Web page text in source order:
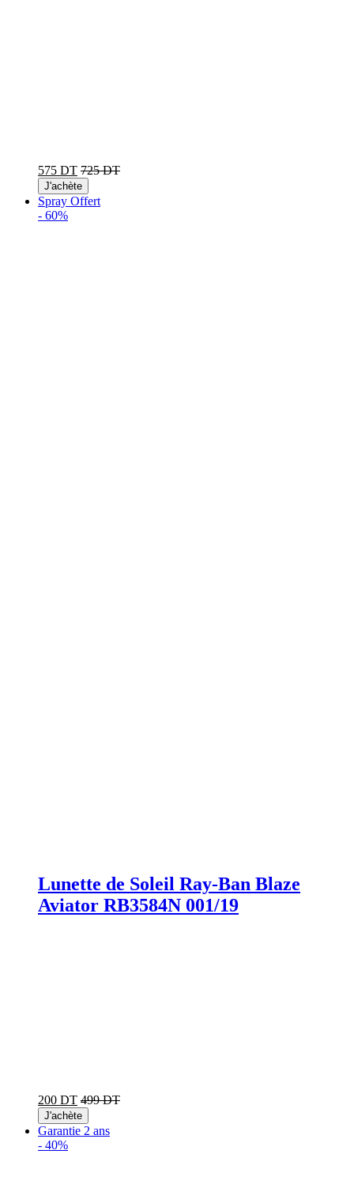
575 DT 725 DT
J'achète
Spray Offert
- 60%
Lunette de Soleil Ray-Ban Blaze
Aviator RB3584N 001/19
200 DT 499 DT
J'achète
Garantie 2 ans
- 40%